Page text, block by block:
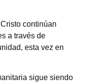
continúan
a través de
esta vez en
sigue siendo